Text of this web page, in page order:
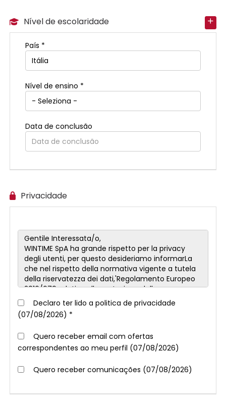
Nível de escolaridade
País *
Nível de ensino *
Data de conclusão
Privacidade
Declaro ter lido a politica de privacidade
(07/08/2026) *
Quero receber email com ofertas
correspondentes ao meu perfil (07/08/2026)
Quero receber comunicações (07/08/2026)